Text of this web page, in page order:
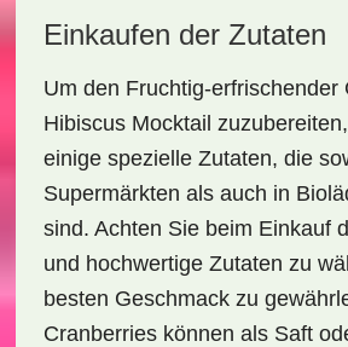
Einkaufen der Zutaten
Um den Fruchtig-erfrischender
Hibiscus Mocktail
einige spezielle Zutaten, die
Supermärkten als auch in
sind. Achten Sie beim Einkauf
und hochwertige Zutaten zu
besten Geschmack zu
Cranberries können als Saft